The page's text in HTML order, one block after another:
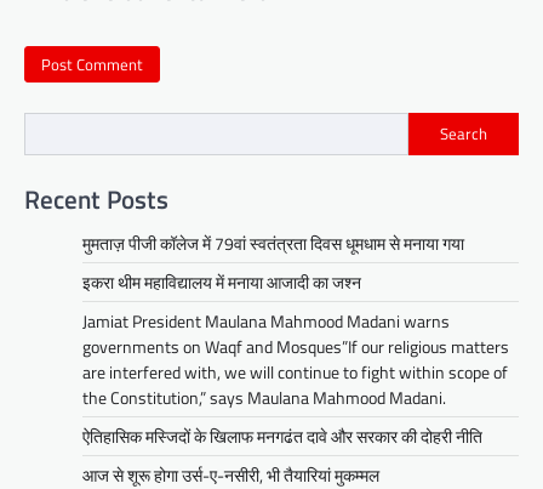
Search
Recent Posts
मुमताज़ पीजी कॉलेज में 79वां स्वतंत्रता दिवस धूमधाम से मनाया गया
इकरा थीम महाविद्यालय में मनाया आजादी का जश्न
Jamiat President Maulana Mahmood Madani warns
governments on Waqf and Mosques”If our religious matters
are interfered with, we will continue to fight within scope of
the Constitution,” says Maulana Mahmood Madani.
ऐतिहासिक मस्जिदों के खिलाफ मनगढंत दावे और सरकार की दोहरी नीति
आज से शूरू होगा उर्स-ए-नसीरी, भी तैयारियां मुकम्मल